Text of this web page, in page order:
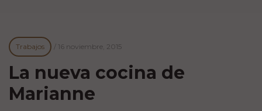
Trabajos / 16 noviembre, 2015
La nueva cocina de
Marianne